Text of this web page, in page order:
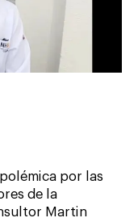
por las
de la
Martin